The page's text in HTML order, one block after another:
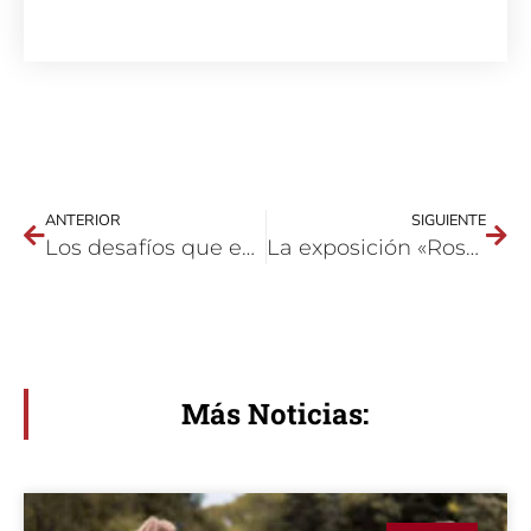
ANTERIOR
Los desafíos que enfrentan las víctimas de la guerra
SIGUIENTE
La exposición «Rostros del Voluntariado» se inaugura en Córdoba
Más Noticias: